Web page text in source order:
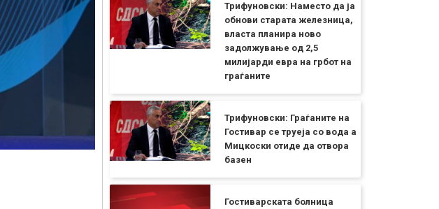
Трифуновски: Наместо да ја
обнови старата железница,
власта планира ново
задолжување од 2,5
милијарди евра на грбот на
граѓаните
Трифуновски: Граѓаните на
Гостивар се труеја со вода а
Мицкоски отиде да отвора
базен
Гостиварската болница